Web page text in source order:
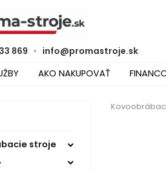
869 • info@promastroje.sk
AKO NAKUPOVAŤ
stroje